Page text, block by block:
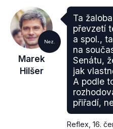
Nez.
Marek
Hilšer
Ta
převzetí
a spol.,
na
Senátu,
jak
A podle
přiřadí,
Reflex 16.